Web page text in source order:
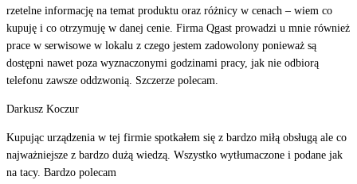
rzetelne informację na temat produktu oraz różnicy w cenach – wiem co
kupuję i co otrzymuję w danej cenie. Firma Qgast prowadzi u mnie również
prace w serwisowe w lokalu z czego jestem zadowolony ponieważ są
dostępni nawet poza wyznaczonymi godzinami pracy, jak nie odbiorą
telefonu zawsze oddzwonią. Szczerze polecam.
Darkusz Koczur
Kupując urządzenia w tej firmie spotkałem się z bardzo miłą obsługą ale co
najważniejsze z bardzo dużą wiedzą. Wszystko wytłumaczone i podane jak
na tacy. Bardzo polecam